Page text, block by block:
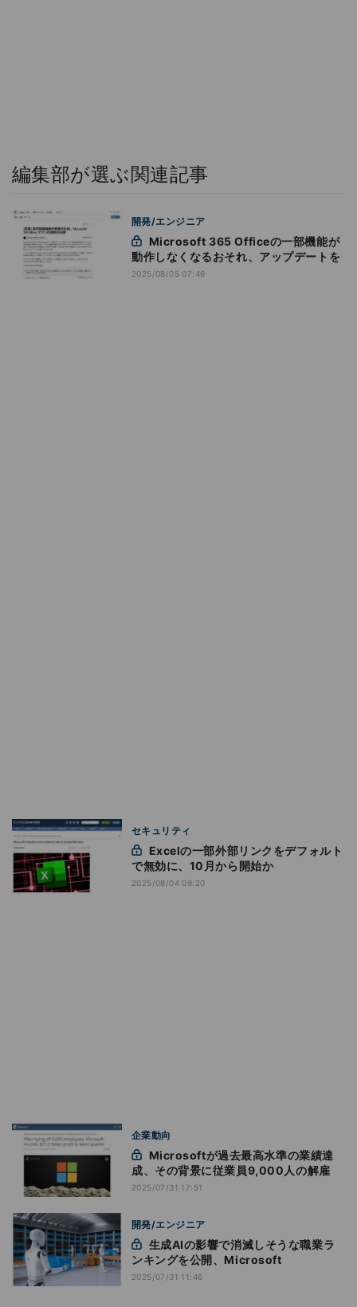
編集部が選ぶ関連記事
開発/エンジニア
動作しなくなるおそれ、アップデートを
2025/08/05 07:46
セキュリティ
で無効に、10月から開始か
2025/08/04 09:20
企業動向
成、その背景に従業員9,000人の解雇
2025/07/31 17:51
開発/エンジニア
ンキングを公開、Microsoft
2025/07/31 11:46